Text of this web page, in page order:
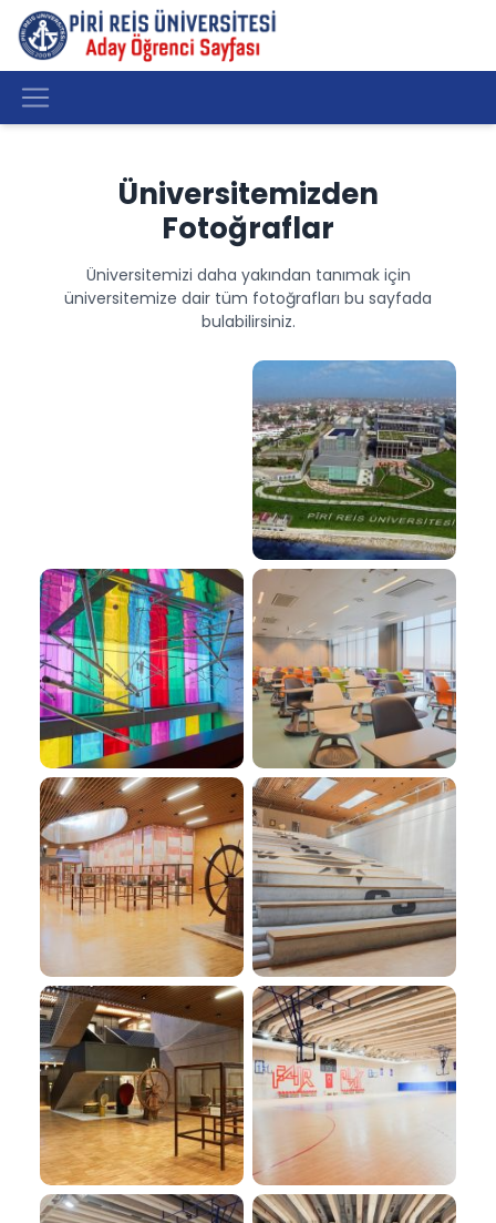
Üniversitemizden
Fotoğraflar
Üniversitemizi daha yakından tanımak için
üniversitemize dair tüm fotoğrafları bu sayfada
bulabilirsiniz.